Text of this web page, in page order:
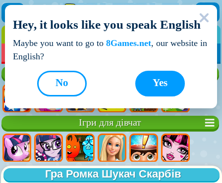
НОВІ ІГРИ
Ігри для дівчат
Гра Ромка Шукач Скарбів
Hey, it looks like you speak English
Maybe you want to go to 8Games.net, our website in
English?
Yes
No